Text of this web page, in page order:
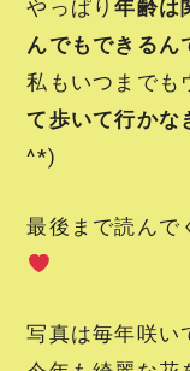
やっぱり年齢は
んでもできるん
私もいつまでも
て歩いて行かな
^*)
最後まで読んで
写真は毎年咲い